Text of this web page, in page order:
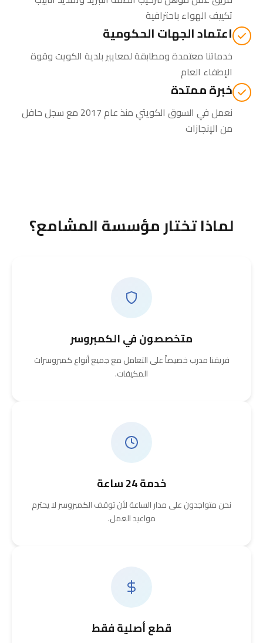
تكييف الهواء باحترافية
اعتماد الجهات الحكومية
خدماتنا معتمدة ومطابقة لمعايير بلدية الكويت وقوة
الإطفاء العام
خبرة ممتدة
نعمل في السوق الكويتي منذ عام 2017 مع سجل حافل
من الإنجازات
لماذا تختار مؤسسة المشامع؟
متخصصون في الكمبروسر
فريقنا مدرب خصيصاً على التعامل مع جميع أنواع كمبروسرات
المكيفات.
خدمة 24 ساعة
نحن متواجدون على مدار الساعة لأن توقف الكمبروسر لا يحترم
مواعيد العمل.
قطع أصلية فقط